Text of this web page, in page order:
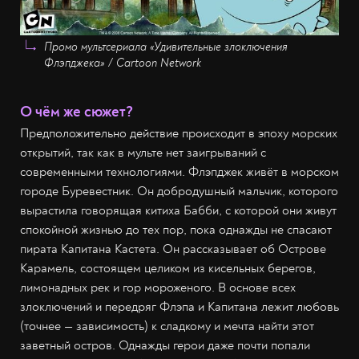
Промо мультсериала «Удивительные злоключения
Флэпджека» / Cartoon Network
О чём же сюжет?
Предположительно действие происходит в эпоху морских
открытий, так как в мульте нет заигрываний с
современными технологиями. Флэпджек живёт в морском
городе Буревестник. Он добродушный мальчик, которого
вырастила говорящая китиха Бабби, с которой они живут
спокойной жизнью до тех пор, пока однажды не спасают
пирата Капитана Кастета. Он рассказывает об Острове
Карамель, состоящем целиком из кисельных берегов,
лимонадных рек и гор мороженого. В основе всех
злоключений и передряг Флэпа и Капитана лежит любовь
(точнее — зависимость) к сладкому и мечта найти этот
заветный остров. Однажды герои даже почти попали